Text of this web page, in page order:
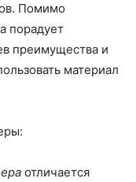
Помимо
порадует
преимущества и
материал
отличается